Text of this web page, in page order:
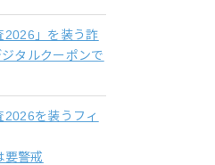
2026」を装う詐
タルクーポンで
2026を装うフィ
警戒